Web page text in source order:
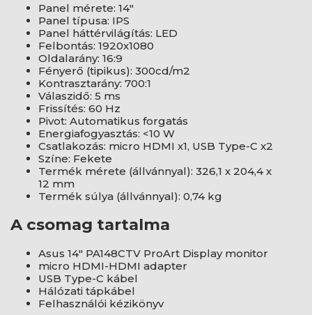
Panel mérete: 14"
Panel típusa: IPS
Panel háttérvilágítás: LED
Felbontás: 1920x1080
Oldalarány: 16:9
Fényerő (tipikus): 300cd/m2
Kontrasztarány: 700:1
Válaszidő: 5 ms
Frissítés: 60 Hz
Pivot: Automatikus forgatás
Energiafogyasztás: <10 W
Csatlakozás: micro HDMI x1, USB Type-C x2
Színe: Fekete
Termék mérete (állvánnyal): 326,1 x 204,4 x
12 mm
Termék súlya (állvánnyal): 0,74 kg
A csomag tartalma
Asus 14" PA148CTV ProArt Display monitor
micro HDMI-HDMI adapter
USB Type-C kábel
Hálózati tápkábel
Felhasználói kézikönyv